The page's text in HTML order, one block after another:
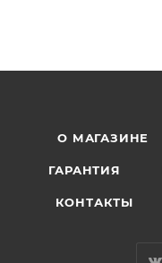
О МАГАЗИНЕ
ГАРАНТИЯ
КОНТАКТЫ